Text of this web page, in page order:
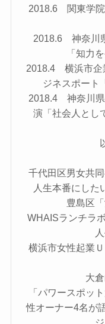
2018.6 関東学
2018.6 神奈川
「知力
2018.4 横浜市企
ジネスポート
2018.4 神奈川県
演「社会人とし
千代田区男女共
人生本番にした
豊島区
WHAISランチラ
横浜市女性起業
大
「パワースポッ
性オーナー4名が